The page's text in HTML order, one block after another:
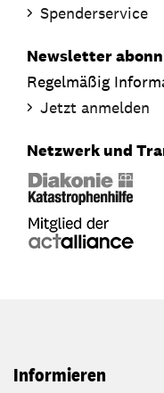
Spenderservice
Newsletter
Regelmäßig
Jetzt anmelden
Netzwerk und
Informieren